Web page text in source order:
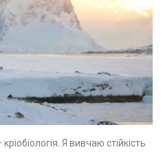
Я вивчаю стійкість